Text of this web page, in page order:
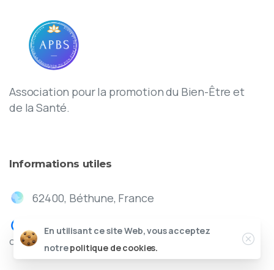
Association pour la promotion du Bien-Être et
de la Santé.
Informations utiles
62400, Béthune, France
contact@apbs.fr
En utilisant ce site Web, vous acceptez
notrepolitique de cookies.